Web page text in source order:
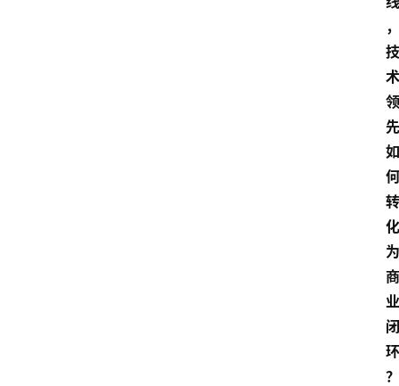
，
技
术
领
先
如
何
转
化
为
商
业
闭
环
？